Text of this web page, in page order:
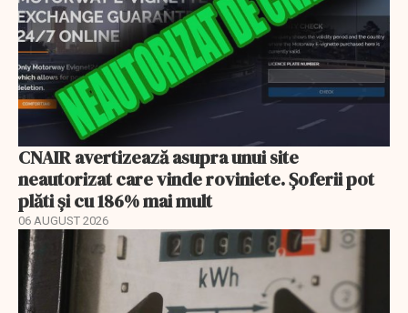
CNAIR avertizează asupra unui site
neautorizat care vinde roviniete. Șoferii pot
plăti și cu 186% mai mult
06 AUGUST 2026